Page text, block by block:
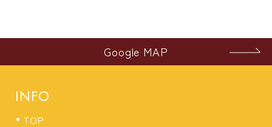
Google MAP
INFO
TOP